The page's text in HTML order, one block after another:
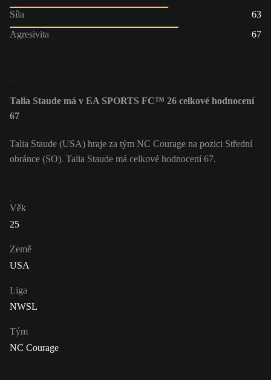
Síla
63
Agresivita
67
Talia Staude má v EA SPORTS FC™ 26 celkové hodnocení
67
Talia Staude (USA) hraje za tým NC Courage na pozici Střední
obránce (SO). Talia Staude má celkové hodnocení 67.
Věk
25
Země
USA
Liga
NWSL
Tým
NC Courage